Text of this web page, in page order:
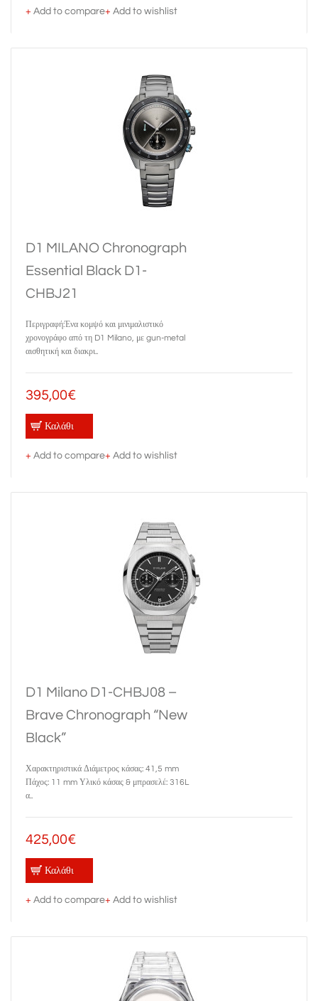
+ Add to compare+ Add to wishlist
D1 MILANO Chronograph
Essential Black D1-
CHBJ21
Περιγραφή:Ένα κομψό και μινιμαλιστικό
χρονογράφο από τη D1 Milano, με gun-metal
αισθητική και διακρι..
395,00€
Καλάθι
+ Add to compare+ Add to wishlist
D1 Milano D1-CHBJ08 –
Brave Chronograph “New
Black”
Χαρακτηριστικά Διάμετρος κάσας: 41,5 mm
Πάχος: 11 mm Υλικό κάσας & μπρασελέ: 316L
α..
425,00€
Καλάθι
+ Add to compare+ Add to wishlist